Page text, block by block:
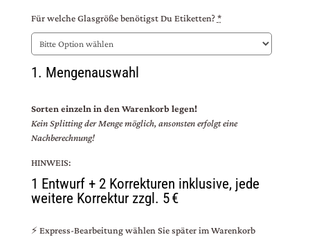
Für welche Glasgröße benötigst Du Etiketten? *
1. Mengenauswahl
Sorten einzeln in den Warenkorb legen!
Kein Splitting der Menge möglich, ansonsten erfolgt eine
Nachberechnung!
HINWEIS:
1 Entwurf + 2 Korrekturen inklusive, jede
weitere Korrektur zzgl. 5 €
⚡ Express-Bearbeitung wählen Sie später im Warenkorb